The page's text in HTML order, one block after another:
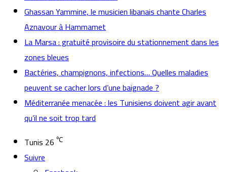
Ghassan Yammine, le musicien libanais chante Charles
Aznavour à Hammamet
La Marsa : gratuité provisoire du stationnement dans les
zones bleues
Bactéries, champignons, infections… Quelles maladies
peuvent se cacher lors d’une baignade ?
Méditerranée menacée : les Tunisiens doivent agir avant
qu’il ne soit trop tard
Tunis 26 ℃
Suivre